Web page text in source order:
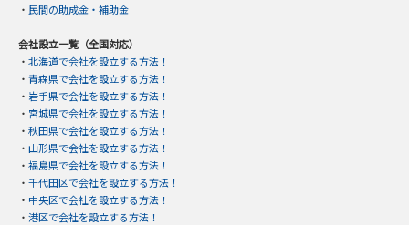
・ 民間の助成金・補助金
会社設立一覧（全国対応）
・ 北海道で会社を設立する方法！
・ 青森県で会社を設立する方法！
・ 岩手県で会社を設立する方法！
・ 宮城県で会社を設立する方法！
・ 秋田県で会社を設立する方法！
・ 山形県で会社を設立する方法！
・ 福島県で会社を設立する方法！
・ 千代田区で会社を設立する方法！
・ 中央区で会社を設立する方法！
・ 港区で会社を設立する方法！